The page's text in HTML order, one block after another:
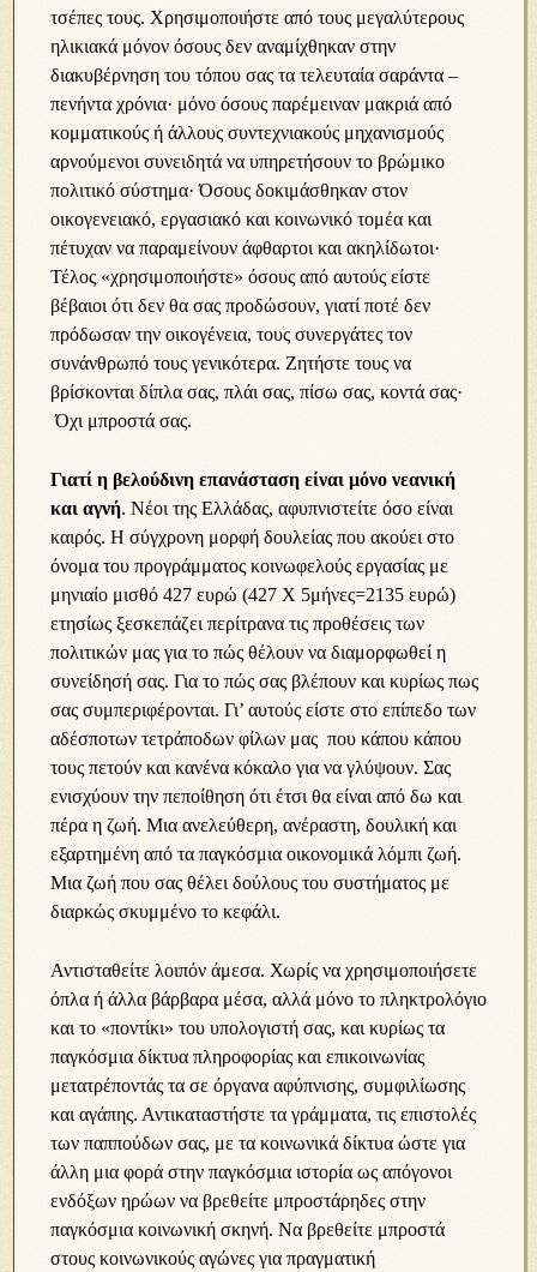
τσέπες τους. Χρησιμοποιήστε από τους μεγαλύτερους
ηλικιακά μόνον όσους δεν αναμίχθηκαν στην
διακυβέρνηση του τόπου σας τα τελευταία σαράντα –
πενήντα χρόνια· μόνο όσους παρέμειναν μακριά από
κομματικούς ή άλλους συντεχνιακούς μηχανισμούς
αρνούμενοι συνειδητά να υπηρετήσουν το βρώμικο
πολιτικό σύστημα· Όσους δοκιμάσθηκαν στον
οικογενειακό, εργασιακό και κοινωνικό τομέα και
πέτυχαν να παραμείνουν άφθαρτοι και ακηλίδωτοι·
Τέλος «χρησιμοποιήστε» όσους από αυτούς είστε
βέβαιοι ότι δεν θα σας προδώσουν, γιατί ποτέ δεν
πρόδωσαν την οικογένεια, τους συνεργάτες τον
συνάνθρωπό τους γενικότερα. Ζητήστε τους να
βρίσκονται δίπλα σας, πλάι σας, πίσω σας, κοντά σας·
Όχι μπροστά σας.
Γιατί η βελούδινη επανάσταση είναι μόνο νεανική
και αγνή. Νέοι της Ελλάδας, αφυπνιστείτε όσο είναι
καιρός. Η σύγχρονη μορφή δουλείας που ακούει στο
όνομα του προγράμματος κοινωφελούς εργασίας με
μηνιαίο μισθό 427 ευρώ (427 Χ 5μήνες=2135 ευρώ)
ετησίως ξεσκεπάζει περίτρανα τις προθέσεις των
πολιτικών μας για το πώς θέλουν να διαμορφωθεί η
συνείδησή σας. Για το πώς σας βλέπουν και κυρίως πως
σας συμπεριφέρονται. Γι’ αυτούς είστε στο επίπεδο των
αδέσποτων τετράποδων φίλων μας που κάπου κάπου
τους πετούν και κανένα κόκαλο για να γλύψουν. Σας
ενισχύουν την πεποίθηση ότι έτσι θα είναι από δω και
πέρα η ζωή. Μια ανελεύθερη, ανέραστη, δουλική και
εξαρτημένη από τα παγκόσμια οικονομικά λόμπι ζωή.
Μια ζωή που σας θέλει δούλους του συστήματος με
διαρκώς σκυμμένο το κεφάλι.
Αντισταθείτε λοιπόν άμεσα. Χωρίς να χρησιμοποιήσετε
όπλα ή άλλα βάρβαρα μέσα, αλλά μόνο το πληκτρολόγιο
και το «ποντίκι» του υπολογιστή σας, και κυρίως τα
παγκόσμια δίκτυα πληροφορίας και επικοινωνίας
μετατρέποντάς τα σε όργανα αφύπνισης, συμφιλίωσης
και αγάπης. Αντικαταστήστε τα γράμματα, τις επιστολές
των παππούδων σας, με τα κοινωνικά δίκτυα ώστε για
άλλη μια φορά στην παγκόσμια ιστορία ως απόγονοι
ενδόξων ηρώων να βρεθείτε μπροστάρηδες στην
παγκόσμια κοινωνική σκηνή. Να βρεθείτε μπροστά
στους κοινωνικούς αγώνες για πραγματική